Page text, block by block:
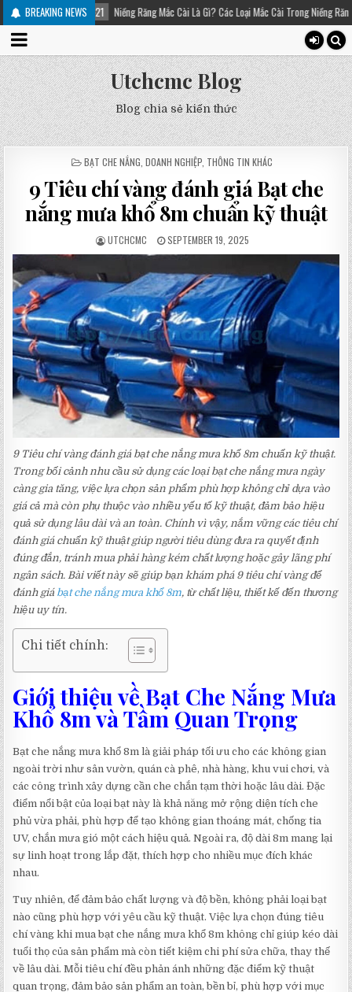
BREAKING NEWS
Niềng Răng Mắc Cài Là Gì? Các Loại Mắc Cài Trong Niềng Răng – Platinum Dental
Utchcmc Blog
Blog chia sẻ kiến thức
POSTED
BẠT CHE NẮNG DOANH NGHIỆP THÔNG TIN KHÁC
9 Tiêu chí vàng đánh giá Bạt che
nắng mưa khổ 8m chuẩn kỹ thuật
UTCHCMC SEPTEMBER 19, 2025
9 Tiêu chí vàng đánh giá bạt che nắng mưa khổ 8m chuẩn kỹ thuật.
Trong bối cảnh nhu cầu sử dụng các loại bạt che nắng mưa ngày
càng gia tăng, việc lựa chọn sản phẩm phù hợp không chỉ dựa vào
giá cả mà còn phụ thuộc vào nhiều yếu tố kỹ thuật, đảm bảo hiệu
quả sử dụng lâu dài và an toàn. Chính vì vậy, nắm vững các tiêu chí
đánh giá chuẩn kỹ thuật giúp người tiêu dùng đưa ra quyết định
đúng đắn, tránh mua phải hàng kém chất lượng hoặc gây lãng phí
ngân sách. Bài viết này sẽ giúp bạn khám phá 9 tiêu chí vàng để
đánh giá bạt che nắng mưa khổ 8m, từ chất liệu, thiết kế đến thương
hiệu uy tín.
Chi tiết chính:
Giới thiệu về Bạt Che Nắng Mưa
Khổ 8m và Tầm Quan Trọng
Bạt che nắng mưa khổ 8m là giải pháp tối ưu cho các không gian
ngoài trời như sân vườn, quán cà phê, nhà hàng, khu vui chơi, và
các công trình xây dựng cần che chắn tạm thời hoặc lâu dài. Đặc
điểm nổi bật của loại bạt này là khả năng mở rộng diện tích che
phủ vừa phải, phù hợp để tạo không gian thoáng mát, chống tia
UV, chắn mưa gió một cách hiệu quả. Ngoài ra, độ dài 8m mang lại
sự linh hoạt trong lắp đặt, thích hợp cho nhiều mục đích khác
nhau.
Tuy nhiên, để đảm bảo chất lượng và độ bền, không phải loại bạt
nào cũng phù hợp với yêu cầu kỹ thuật. Việc lựa chọn đúng tiêu
chí vàng khi mua bạt che nắng mưa khổ 8m không chỉ giúp kéo dài
tuổi thọ của sản phẩm mà còn tiết kiệm chi phí sửa chữa, thay thế
về lâu dài. Mỗi tiêu chí đều phản ánh những đặc điểm kỹ thuật
quan trọng, đảm bảo sản phẩm an toàn, bền bỉ, phù hợp với mục